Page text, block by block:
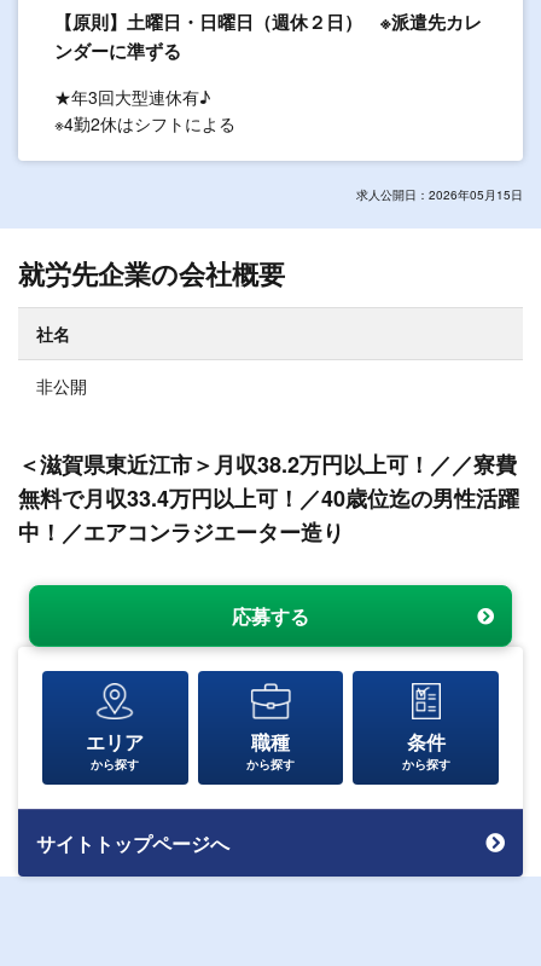
【原則】土曜日・日曜日（週休２日） ※派遣先カレ
ンダーに準ずる
★年3回大型連休有♪
※4勤2休はシフトによる
求人公開日：2026年05月15日
就労先企業の会社概要
社名
非公開
＜滋賀県東近江市＞月収38.2万円以上可！／／寮費
無料で月収33.4万円以上可！／40歳位迄の男性活躍
中！／エアコンラジエーター造り
応募する
エリア
から探す
職種
から探す
条件
から探す
サイトトップページへ